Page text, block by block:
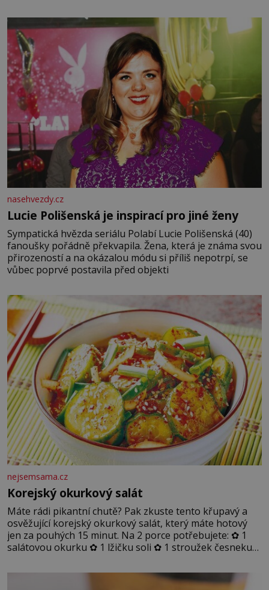
Tragédii o Macbethovi. Napsal ji pro krále Jakuba I., jenž
v roce 1603 vystřídal
nasehvezdy.cz
Lucie Polišenská je inspirací pro jiné ženy
Sympatická hvězda seriálu Polabí Lucie Polišenská (40)
fanoušky pořádně překvapila. Žena, která je známa svou
přirozeností a na okázalou módu si příliš nepotrpí, se
vůbec poprvé postavila před objekti
nejsemsama.cz
Korejský okurkový salát
Máte rádi pikantní chutě? Pak zkuste tento křupavý a
osvěžující korejský okurkový salát, který máte hotový
jen za pouhých 15 minut. Na 2 porce potřebujete: ✿ 1
salátovou okurku ✿ 1 lžičku soli ✿ 1 stroužek česneku
sezamového oleje ✿ 1 lžičku chilli ✿ 1 lžičku cukru ✿ 1
jarní cibulku ✿ 1 lžíci sezamových semínek